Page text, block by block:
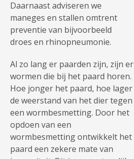
Daarnaast adviseren we
maneges en stallen omtrent
preventie van bijvoorbeeld
droes en rhinopneumonie.
Al zo lang er paarden zijn, zijn er
wormen die bij het paard horen.
Hoe jonger het paard, hoe lager
de weerstand van het dier tegen
een wormbesmetting. Door het
opdoen van een
wormbesmetting ontwikkelt het
paard een zekere mate van